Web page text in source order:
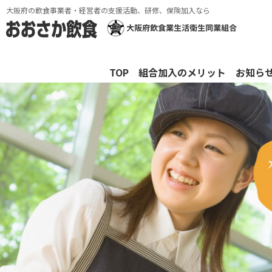
大阪府の飲食事業者・経営者の支援活動、研修、保険加入なら
TOP 組合加入のメリット お知ら